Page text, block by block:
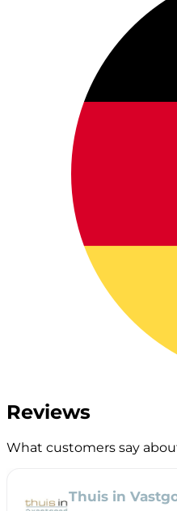
Reviews
What customers say